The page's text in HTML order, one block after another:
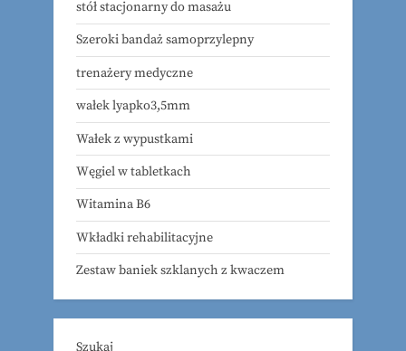
stół stacjonarny do masażu
Szeroki bandaż samoprzylepny
trenażery medyczne
wałek lyapko3,5mm
Wałek z wypustkami
Węgiel w tabletkach
Witamina B6
Wkładki rehabilitacyjne
Zestaw baniek szklanych z kwaczem
Szukaj